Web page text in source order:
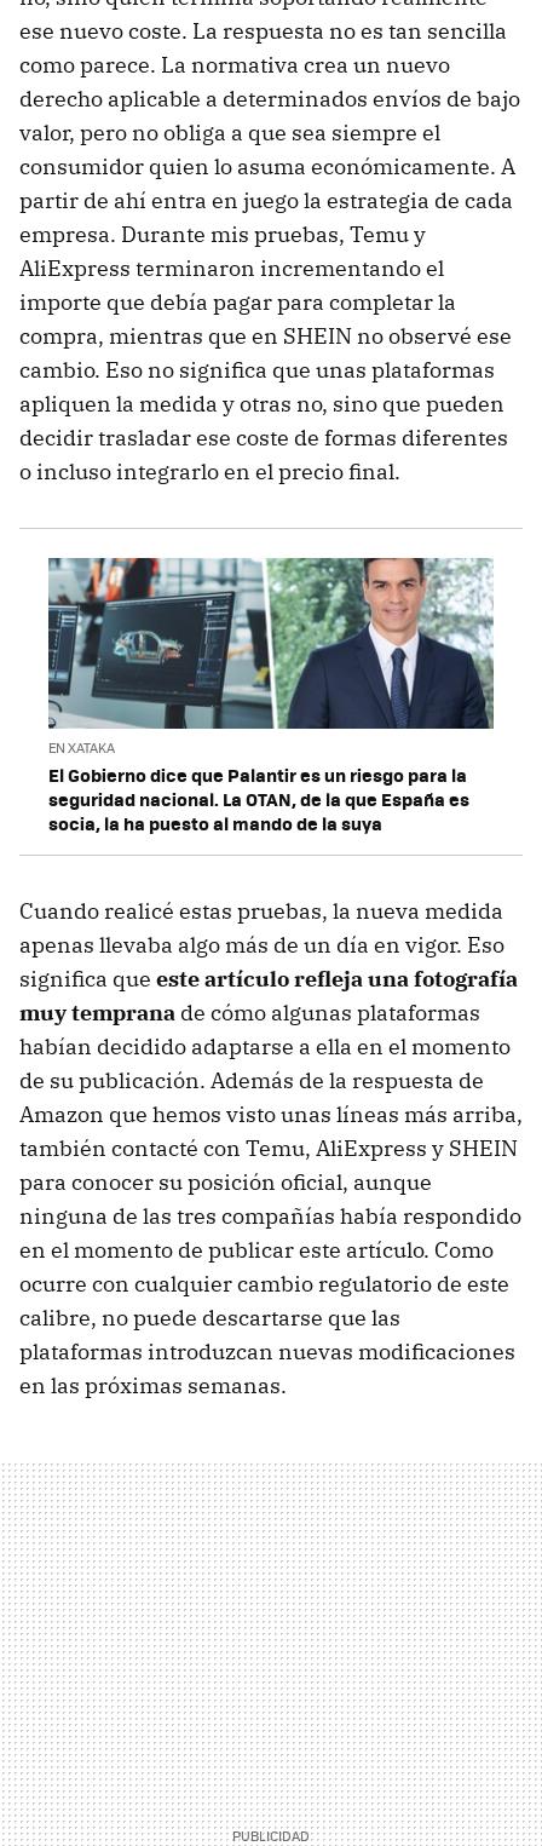
ese nuevo coste. La respuesta no es tan sencilla
como parece. La normativa crea un nuevo
derecho aplicable a determinados envíos de bajo
valor, pero no obliga a que sea siempre el
consumidor quien lo asuma económicamente. A
partir de ahí entra en juego la estrategia de cada
empresa. Durante mis pruebas, Temu y
AliExpress terminaron incrementando el
importe que debía pagar para completar la
compra, mientras que en SHEIN no observé ese
cambio. Eso no significa que unas plataformas
apliquen la medida y otras no, sino que pueden
decidir trasladar ese coste de formas diferentes
o incluso integrarlo en el precio final.
EN XATAKA
El Gobierno dice que Palantir es un riesgo para la
seguridad nacional. La OTAN, de la que España es
socia, la ha puesto al mando de la suya
Cuando realicé estas pruebas, la nueva medida
apenas llevaba algo más de un día en vigor. Eso
significa que este artículo refleja una fotografía
muy temprana de cómo algunas plataformas
habían decidido adaptarse a ella en el momento
de su publicación. Además de la respuesta de
Amazon que hemos visto unas líneas más arriba,
también contacté con Temu, AliExpress y SHEIN
para conocer su posición oficial, aunque
ninguna de las tres compañías había respondido
en el momento de publicar este artículo. Como
ocurre con cualquier cambio regulatorio de este
calibre, no puede descartarse que las
plataformas introduzcan nuevas modificaciones
en las próximas semanas.